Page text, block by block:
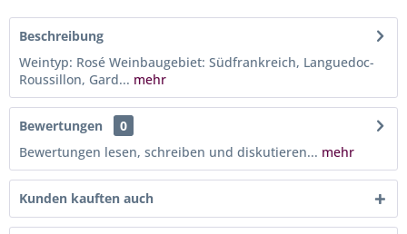
Beschreibung
Weintyp: Rosé Weinbaugebiet: Südfrankreich, Languedoc-
Roussillon, Gard... mehr
Bewertungen
0
Bewertungen lesen, schreiben und diskutieren... mehr
Kunden kauften auch